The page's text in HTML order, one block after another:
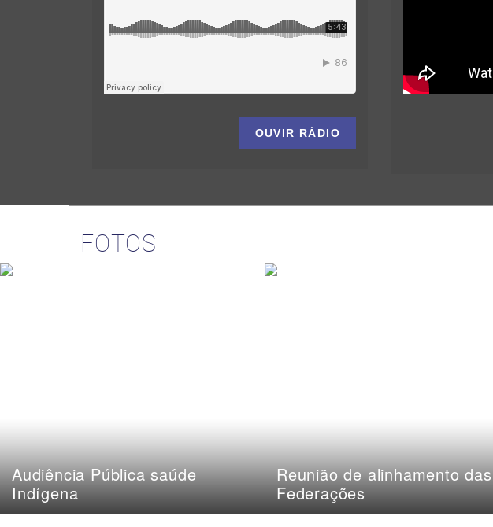
OUVIR RÁDIO
FOTOS
Audiência Pública saúde
Indígena
Reunião de alinhamento das
Federações